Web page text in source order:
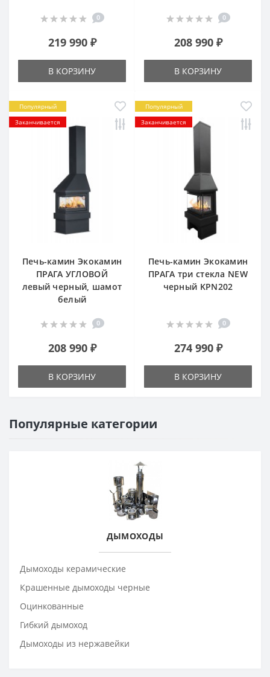
0
219 990 ₽
В КОРЗИНУ
0
208 990 ₽
В КОРЗИНУ
Популярный
Заканчивается
Печь-камин Экокамин
ПРАГА УГЛОВОЙ
левый черный, шамот
белый
0
208 990 ₽
В КОРЗИНУ
Популярный
Заканчивается
Печь-камин Экокамин
ПРАГА три стекла NEW
черный KPN202
0
274 990 ₽
В КОРЗИНУ
Популярные категории
ДЫМОХОДЫ
Дымоходы керамические
Крашенные дымоходы черные
Оцинкованные
Гибкий дымоход
Дымоходы из нержавейки